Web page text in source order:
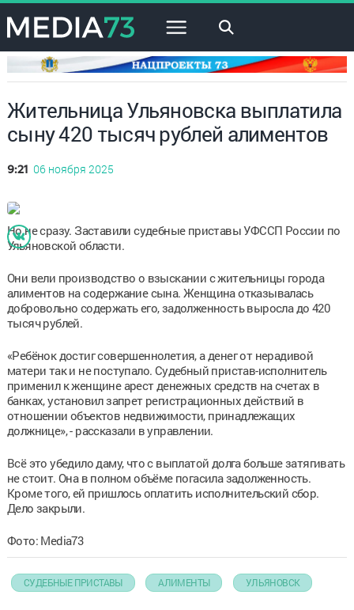
×
Жительница Ульяновска выплатила
сыну 420 тысяч рублей алиментов
9:21 06 ноября 2025
Но не сразу. Заставили судебные приставы УФССП России по
Ульяновской области.
Они вели производство о взыскании с жительницы города
алиментов на содержание сына. Женщина отказывалась
добровольно содержать его, задолженность выросла до 420
тысяч рублей.
«Ребёнок достиг совершеннолетия, а денег от нерадивой
матери так и не поступало. Судебный пристав-исполнитель
применил к женщине арест денежных средств на счетах в
банках, установил запрет регистрационных действий в
отношении объектов недвижимости, принадлежащих
должнице», - рассказали в управлении.
Всё это убедило даму, что с выплатой долга больше затягивать
не стоит. Она в полном объёме погасила задолженность.
Кроме того, ей пришлось оплатить исполнительский сбор.
Дело закрыли.
Фото: Media73
СУДЕБНЫЕ ПРИСТАВЫ АЛИМЕНТЫ УЛЬЯНОВСК